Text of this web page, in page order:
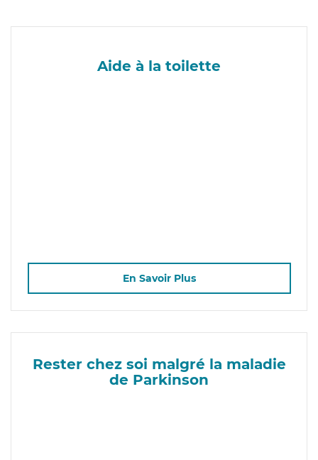
Aide à la toilette
En Savoir Plus
Rester chez soi malgré la maladie
de Parkinson